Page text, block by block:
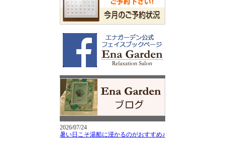
2026/07/24
暑い日こそ湯船に浸かるのがおすすめ♪